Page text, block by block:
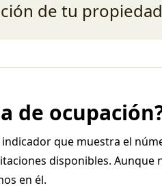
en la hotelería. Descubre tu
de tu
de
indicador que muestra el
disponibles. Aunque
en él.